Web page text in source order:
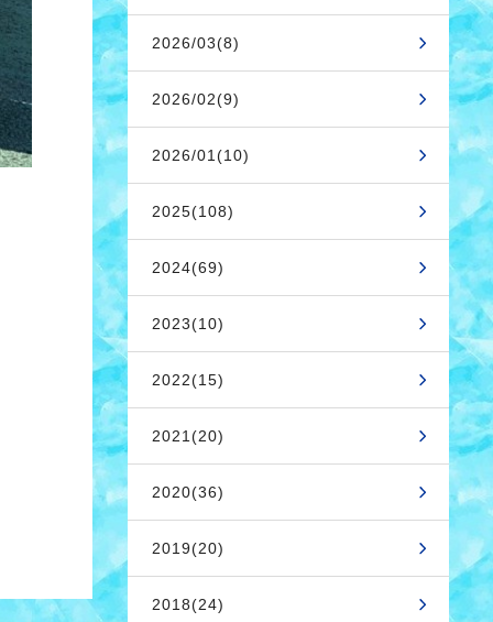
2026/03(8)
2026/02(9)
2026/01(10)
2025(108)
2024(69)
2023(10)
2022(15)
2021(20)
2020(36)
2019(20)
2018(24)